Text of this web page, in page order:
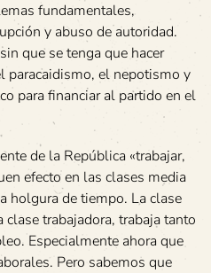
fundamentales,
y abuso de autoridad.
que se tenga que hacer
paracaidismo, el nepotismo y
para financiar al partido en el
de la República «trabajar,
efecto en las clases media
holgura de tiempo. La clase
trabajadora, trabaja tanto
Especialmente ahora que
Pero sabemos que